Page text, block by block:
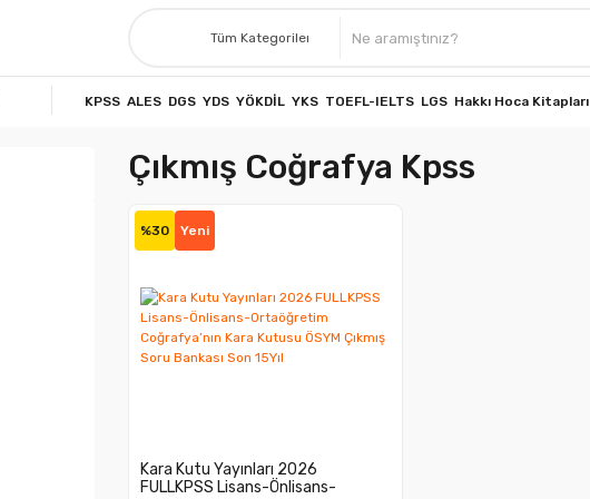
KPSS ALES DGS YDS YÖKDİL YKS TOEFL-IELTS LGS Hakkı Hoca Kitapları
Çıkmış Coğrafya Kpss
%30 Yeni
Kara Kutu Yayınları 2026
FULLKPSS Lisans-Önlisans-